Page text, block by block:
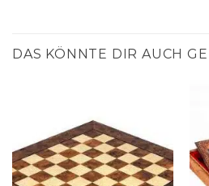
DAS KÖNNTE DIR AUCH